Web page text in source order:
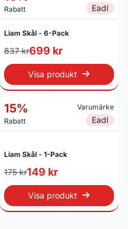
Rabatt Eadl
Liam Skål - 6-Pack
837 kr699 kr
Visa produkt
15%
Rabatt
Varumärke
Eadl
Liam Skål - 1-Pack
175 kr149 kr
Visa produkt